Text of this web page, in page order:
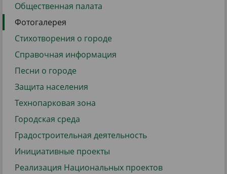
Общественная палата
Фотогалерея
Стихотворения о городе
Справочная информация
Песни о городе
Защита населения
Технопарковая зона
Городская среда
Градостроительная деятельность
Инициативные проекты
Реализация Национальных проектов